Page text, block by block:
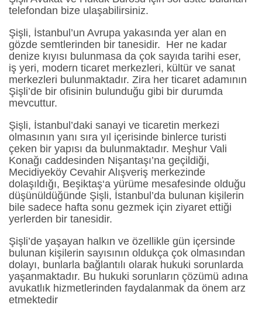
telefondan bize ulaşabilirsiniz.
Şişli, İstanbul’un Avrupa yakasında yer alan en
gözde semtlerinden bir tanesidir. Her ne kadar
denize kıyısı bulunmasa da çok sayıda tarihi eser,
iş yeri, modern ticaret merkezleri, kültür ve sanat
merkezleri bulunmaktadır. Zira her ticaret adamının
Şişli’de bir ofisinin bulunduğu gibi bir durumda
mevcuttur.
Şişli, İstanbul’daki sanayi ve ticaretin merkezi
olmasının yanı sıra yıl içerisinde binlerce turisti
çeken bir yapısı da bulunmaktadır. Meşhur Vali
Konağı caddesinden Nişantaşı’na geçildiği,
Mecidiyeköy Cevahir Alışveriş merkezinde
dolaşıldığı, Beşiktaş‘a yürüme mesafesinde olduğu
düşünüldüğünde Şişli, İstanbul’da bulunan kişilerin
bile sadece hafta sonu gezmek için ziyaret ettiği
yerlerden bir tanesidir.
Şişli’de yaşayan halkın ve özellikle gün içersinde
bulunan kişilerin sayısının oldukça çok olmasından
dolayı, bunlarla bağlantılı olarak hukuki sorunlarda
yaşanmaktadır. Bu hukuki sorunların çözümü adına
avukatlık hizmetlerinden faydalanmak da önem arz
etmektedir